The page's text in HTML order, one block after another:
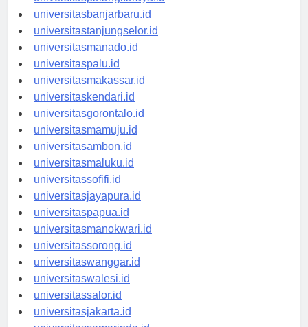
universitasbanjarbaru.id
universitastanjungselor.id
universitasmanado.id
universitaspalu.id
universitasmakassar.id
universitaskendari.id
universitasgorontalo.id
universitasmamuju.id
universitasambon.id
universitasmaluku.id
universitassofifi.id
universitasjayapura.id
universitaspapua.id
universitasmanokwari.id
universitassorong.id
universitaswanggar.id
universitaswalesi.id
universitassalor.id
universitasjakarta.id